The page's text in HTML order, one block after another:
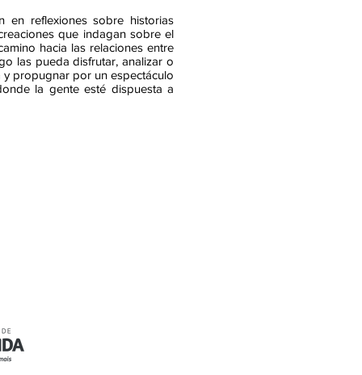
en reflexiones sobre historias
que indagan sobre el
hacia las relaciones entre
las pueda disfrutar, analizar o
y propugnar por un espectáculo
la gente esté dispuesta a